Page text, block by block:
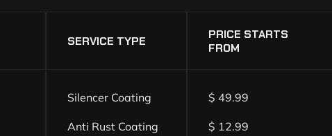
SERVICE TYPE
PRICE STARTS
FROM
Silencer Coating $ 49.99
Anti Rust Coating $ 12.99